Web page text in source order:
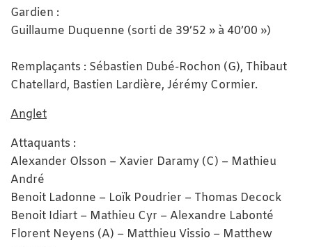
Gardien :
Guillaume Duquenne (sorti de 39’52 » à 40’00 »)
Remplaçants : Sébastien Dubé-Rochon (G), Thibaut
Chatellard, Bastien Lardière, Jérémy Cormier.
Anglet
Attaquants :
Alexander Olsson – Xavier Daramy (C) – Mathieu
André
Benoit Ladonne – Loïk Poudrier – Thomas Decock
Benoit Idiart – Mathieu Cyr – Alexandre Labonté
Florent Neyens (A) – Matthieu Vissio – Matthew